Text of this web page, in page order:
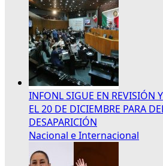
INFONL SIGUE EN REVISIÓN
EL 20 DE DICIEMBRE PARA
DESAPARICIÓN
Nacional e Internacional